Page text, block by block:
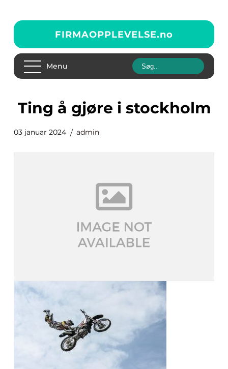
FIRMAOPPLEVELSE.no
Menu
ting å gjøre i stockholm
03 januar 2024 admin